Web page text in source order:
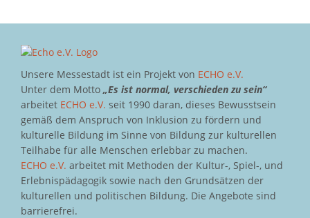
Unsere Messestadt ist ein Projekt von ECHO e.V.
Unter dem Motto „Es ist normal, verschieden zu sein“
arbeitet ECHO e.V. seit 1990 daran, dieses Bewusstsein
gemäß dem Anspruch von Inklusion zu fördern und
kulturelle Bildung im Sinne von Bildung zur kulturellen
Teilhabe für alle Menschen erlebbar zu machen.
ECHO e.V. arbeitet mit Methoden der Kultur-, Spiel-, und
Erlebnispädagogik sowie nach den Grundsätzen der
kulturellen und politischen Bildung. Die Angebote sind
barrierefrei.